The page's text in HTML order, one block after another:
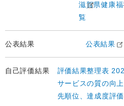
滋賀県健康
覧
公表結果 公表結果
自己評価結果
評価結果整理表
サービスの質の向
先順位、達成度評